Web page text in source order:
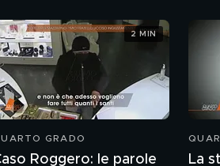
GRADO
Roggero: le parole
2 MIN
La